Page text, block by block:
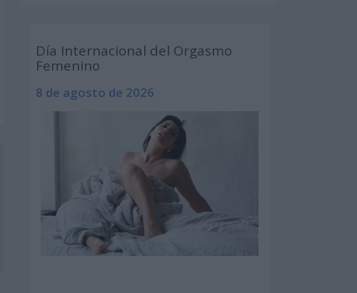
Día Internacional del Orgasmo
Femenino
8 de agosto de 2026